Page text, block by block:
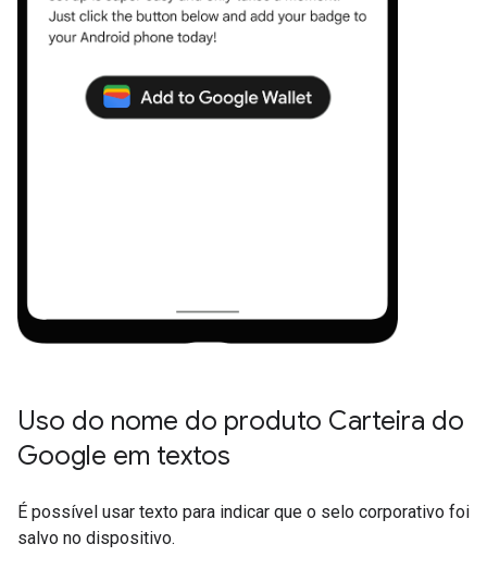
Uso do nome do produto Carteira do
Google em textos
É possível usar texto para indicar que o selo corporativo foi
salvo no dispositivo.